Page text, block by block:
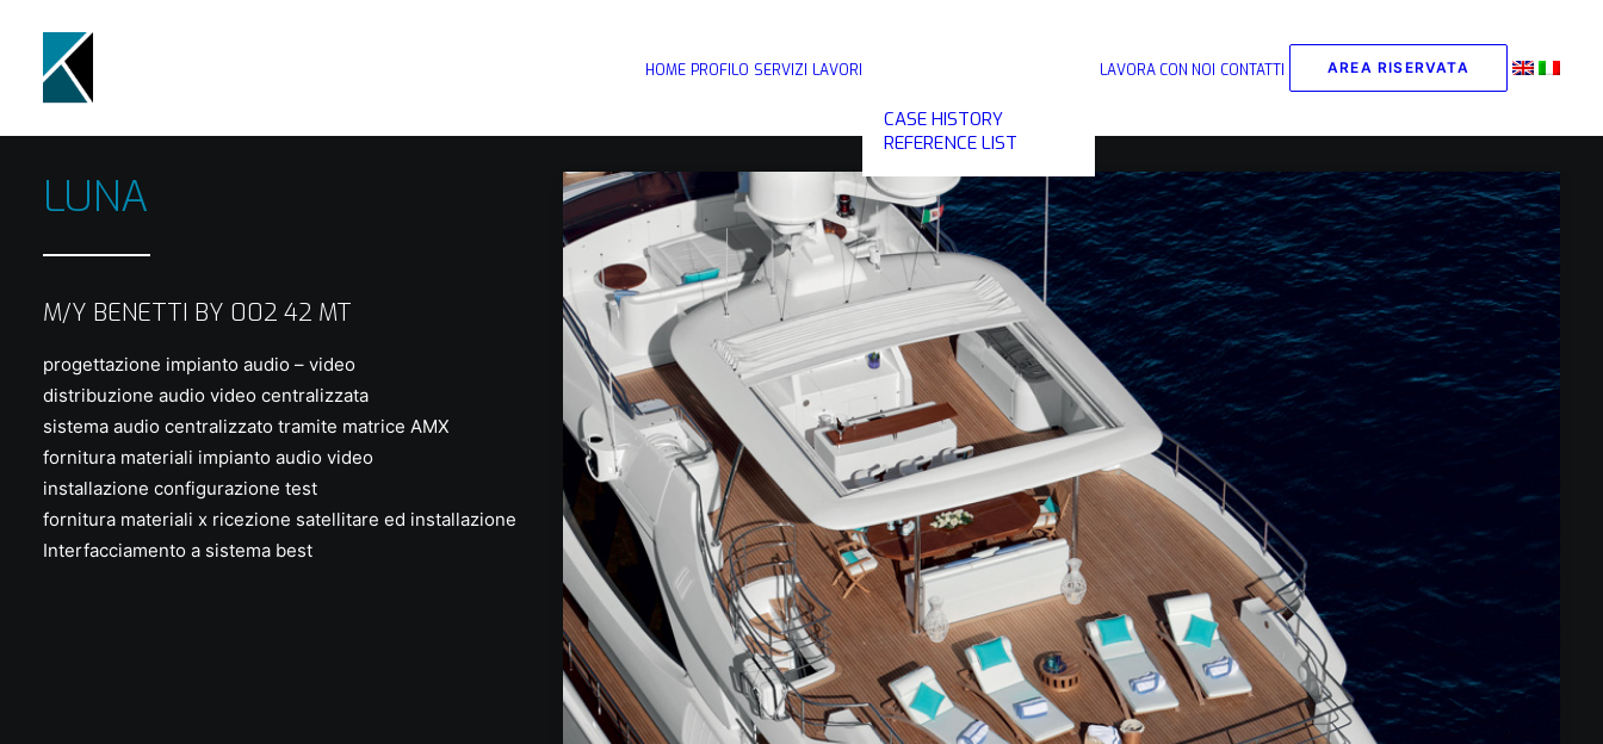
HOME PROFILO SERVIZI LAVORI
CASE HISTORY
REFERENCE LIST
LAVORA CON NOI CONTATTI AREA RISERVATA
LUNA
M/Y BENETTI BY 002 42 MT
progettazione impianto audio – video
distribuzione audio video centralizzata
sistema audio centralizzato tramite matrice AMX
fornitura materiali impianto audio video
installazione configurazione test
fornitura materiali x ricezione satellitare ed installazione
Interfacciamento a sistema best